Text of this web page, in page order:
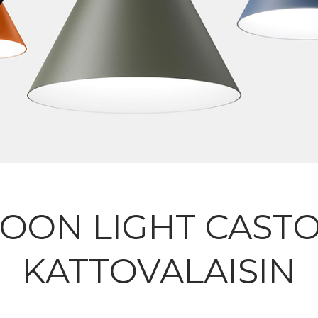
LIGHT
KATTOVALAISIN